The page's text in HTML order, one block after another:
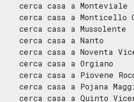
cerca casa a Monteviale
cerca casa a Monticello
cerca casa a Mussolente
cerca casa a Nanto
cerca casa a Noventa
cerca casa a Orgiano
cerca casa a Piovene
cerca casa a Pojana
cerca casa a Quinto